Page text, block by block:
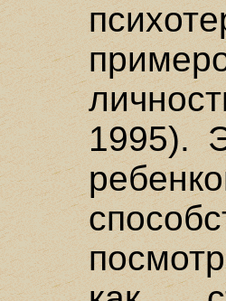
1995).